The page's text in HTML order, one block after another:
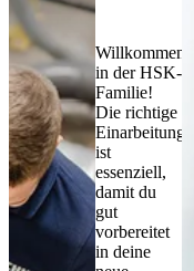
Willkommen
in der HSK-
Familie!
Die richtige
Einarbeitung
ist
essenziell,
damit du
gut
vorbereitet
in deine